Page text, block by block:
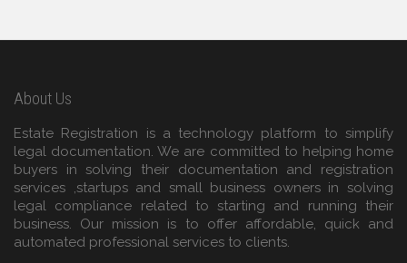
About Us
Estate Registration is a technology platform to simplify
legal documentation. We are committed to helping home
buyers in solving their documentation and registration
services ,startups and small business owners in solving
legal compliance related to starting and running their
business. Our mission is to offer affordable, quick and
automated professional services to clients.